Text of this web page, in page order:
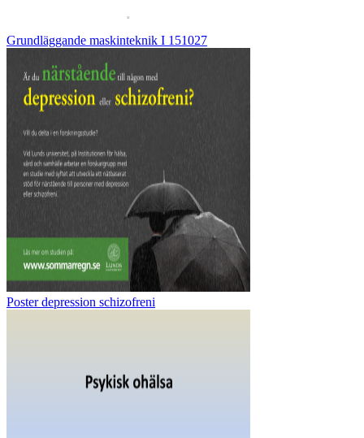
Grundläggande maskinteknik I 151027
Poster depression schizofreni